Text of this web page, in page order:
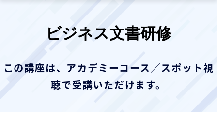
料金
お役立ち情報
企業情報
ビジネス文書研修
この講座は、アカデミーコース／スポット視
聴で受講いただけます。